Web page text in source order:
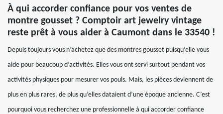
À qui accorder confiance pour vos ventes de
montre gousset ? Comptoir art jewelry vintage
reste prêt à vous aider à Caumont dans le 33540 !
Depuis toujours vous n’achetez que des montres gousset puisqu’elle vous
aide pour beaucoup d’activités. Elles vous ont servi surtout pendant vos
activités physiques pour mesurer vos pouls. Mais, les pièces deviennent de
plus en plus rares, de plus qu’elles dataient d’une époque ancienne. C’est
pourquoi vous recherchez une professionnelle à qui accorder confiance